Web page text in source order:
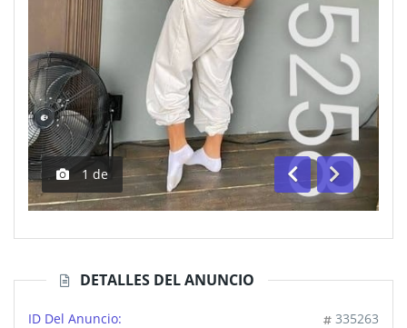
1 de
AnteriorSiguiente
DETALLES DEL ANUNCIO
ID Del Anuncio: 335263